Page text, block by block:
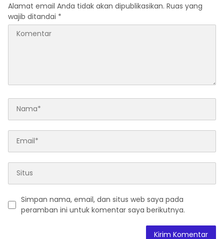
Alamat email Anda tidak akan dipublikasikan. Ruas yang
wajib ditandai *
Simpan nama, email, dan situs web saya pada
peramban ini untuk komentar saya berikutnya.